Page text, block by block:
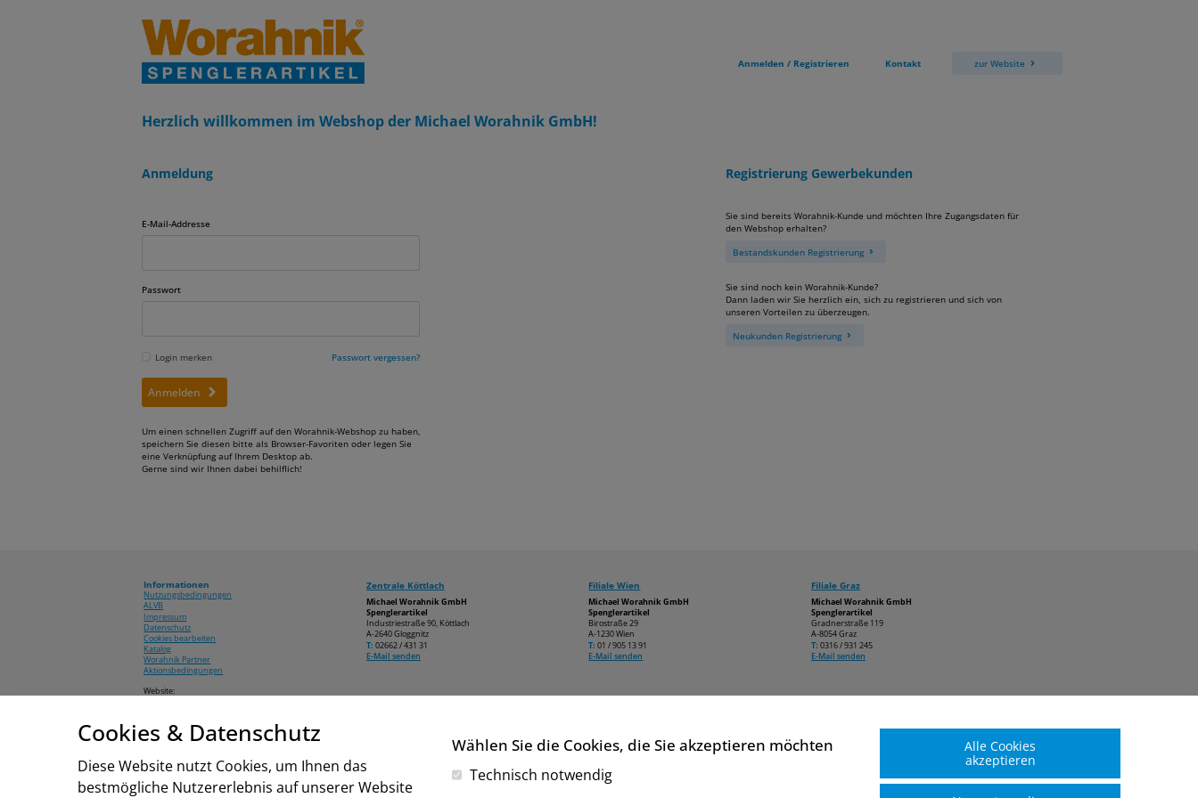
Anmelden / Registrieren Kontakt zur Website
Herzlich willkommen im Webshop der Michael Worahnik GmbH!
Anmeldung
E-Mail-Addresse
Passwort
Login merken Passwort vergessen?
Anmelden
Um einen schnellen Zugriff auf den Worahnik-Webshop zu haben,
speichern Sie diesen bitte als Browser-Favoriten oder legen Sie
eine Verknüpfung auf Ihrem Desktop ab.
Gerne sind wir Ihnen dabei behilflich!
Registrierung Gewerbekunden
Sie sind bereits Worahnik-Kunde und möchten Ihre Zugangsdaten für
den Webshop erhalten?
Bestandskunden Registrierung
Sie sind noch kein Worahnik-Kunde?
Dann laden wir Sie herzlich ein, sich zu registrieren und sich von
unseren Vorteilen zu überzeugen.
Neukunden Registrierung
Informationen
Nutzungsbedingungen
ALVB
Impressum
Datenschutz
Cookies bearbeiten
Katalog
Worahnik Partner
Aktionsbedingungen
Website:
Zentrale Köttlach
Michael Worahnik GmbH
Spenglerartikel
Industriestraße 90, Köttlach
A-2640 Gloggnitz
T: 02662 / 431 31
E-Mail senden
Filiale Wien
Michael Worahnik GmbH
Spenglerartikel
Birostraße 29
A-1230 Wien
T: 01 / 905 13 91
E-Mail senden
Filiale Graz
Michael Worahnik GmbH
Spenglerartikel
Gradnerstraße 119
A-8054 Graz
T: 0316 / 931 245
E-Mail senden
Cookies & Datenschutz
Diese Website nutzt Cookies, um Ihnen das
bestmögliche Nutzererlebnis auf unserer Website
Wählen Sie die Cookies, die Sie akzeptieren möchten
Technisch notwendig
Alle Cookies
akzeptieren